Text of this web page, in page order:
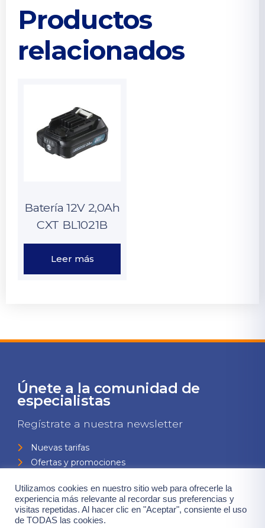
Productos
relacionados
Batería 12V 2,0Ah
CXT BL1021B
Leer más
Únete a la comunidad de
especialistas
Regístrate a nuestra newsletter
Nuevas tarifas
Ofertas y promociones
Todas las novedades
Utilizamos cookies en nuestro sitio web para ofrecerle la
experiencia más relevante al recordar sus preferencias y
visitas repetidas. Al hacer clic en "Aceptar", consiente el uso
de TODAS las cookies.